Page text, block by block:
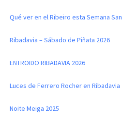
Qué ver en el Ribeiro esta Semana
Ribadavia – Sábado de Piñata 2026
ENTROIDO RIBADAVIA 2026
Luces de Ferrero Rocher en Ribadavia
Noite Meiga 2025